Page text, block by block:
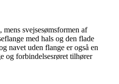
svejsesømsformen af
med hals og den flade
navet uden flange er også en
og forbindelsesrøret tilhører